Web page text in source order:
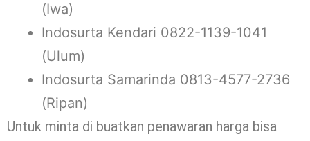
(Iwa)
Indosurta Kendari 0822-1139-1041
(Ulum)
Indosurta Samarinda 0813-4577-2736
(Ripan)
Untuk minta di buatkan penawaran harga bisa